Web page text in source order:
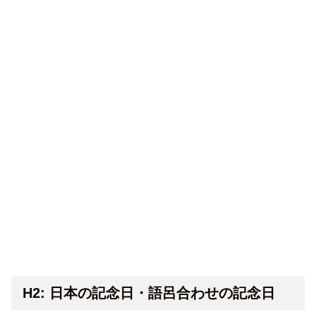
H2: 日本の記念日・語呂合わせの記念日